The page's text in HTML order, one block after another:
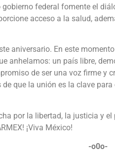
federal fomente el
acceso a la salud,
aniversario. En este
anhelamos: un país libre,
de ser una voz firme y
que la unión es la clave
por la libertad, la justicia y
¡Viva México!
-o0o-